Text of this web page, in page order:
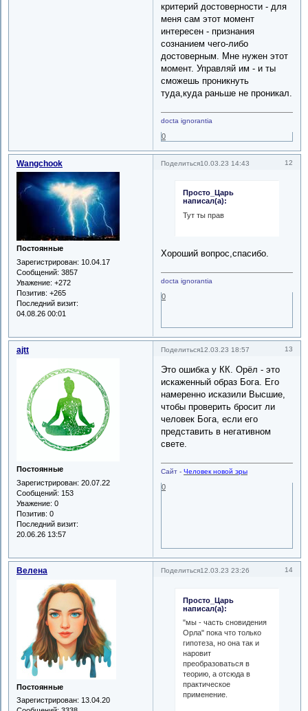
критерий достоверности - для
меня сам этот момент
интересен - признания
сознанием чего-либо
достоверным. Мне нужен этот
момент. Управляй им - и ты
сможешь проникнуть
туда,куда раньше не проникал.
docta ignorantia
0
Поделиться 12
10.03.23 14:43
Wangchook
Постоянные
Зарегистрирован: 10.04.17
Сообщений: 3857
Уважение: +272
Позитив: +265
Последний визит:
04.08.26 00:01
Просто_Царь
написал(а):
Тут ты прав
Хороший вопрос,спасибо.
docta ignorantia
0
Поделиться 13
12.03.23 18:57
ajtt
Постоянные
Зарегистрирован: 20.07.22
Сообщений: 153
Уважение: 0
Позитив: 0
Последний визит:
20.06.26 13:57
Это ошибка у КК. Орёл - это
искаженный образ Бога. Его
намеренно исказили Высшие,
чтобы проверить бросит ли
человек Бога, если его
представить в негативном
свете.
Сайт -Человек новой эры
0
Поделиться 14
12.03.23 23:26
Велена
Постоянные
Зарегистрирован: 13.04.20
Просто_Царь
написал(а):
"мы - часть сновидения
Орла" пока что только
гипотеза, но она так и
наровит
преобразоваться в
теорию, а отсюда в
практическое
применение.